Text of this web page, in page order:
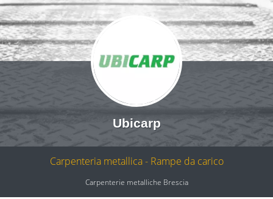
Ubicarp
Carpenteria metallica - Rampe da carico
Carpenterie metalliche Brescia